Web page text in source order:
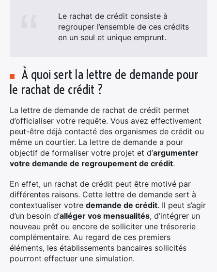
Le rachat de crédit consiste à
regrouper l’ensemble de ces crédits
en un seul et unique emprunt.
À quoi sert la lettre de demande pour
le rachat de crédit ?
La lettre de demande de rachat de crédit permet
d’officialiser votre requête. Vous avez effectivement
peut-être déjà contacté des organismes de crédit ou
même un courtier. La lettre de demande a pour
objectif de formaliser votre projet et d’argumenter
votre demande de regroupement de crédit.
En effet, un rachat de crédit peut être motivé par
différentes raisons. Cette lettre de demande sert à
contextualiser votre demande de crédit. Il peut s’agir
d’un besoin d’alléger vos mensualités, d’intégrer un
nouveau prêt ou encore de solliciter une trésorerie
complémentaire. Au regard de ces premiers
éléments, les établissements bancaires sollicités
pourront effectuer une simulation.